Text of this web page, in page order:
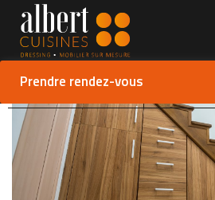
Prendre rendez-vous